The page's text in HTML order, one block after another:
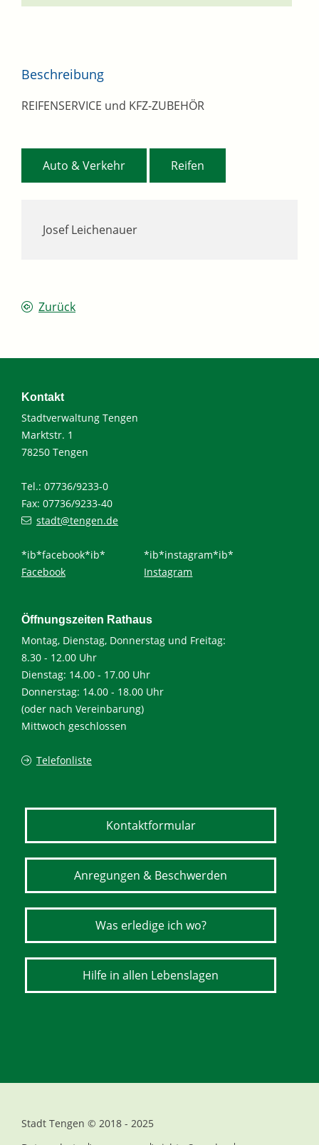
Josef Leichenauer
Beschreibung
REIFENSERVICE und KFZ-ZUBEHÖR
Auto & Verkehr Reifen
Zurück
Kontakt
Stadtverwaltung Tengen
Marktstr. 1
78250 Tengen
Tel.: 07736/9233-0
Fax: 07736/9233-40
stadt@tengen.de
*ib*facebook*ib*
Facebook
*ib*instagram*ib*
Instagram
Öffnungszeiten Rathaus
Montag, Dienstag, Donnerstag und Freitag:
8.30 - 12.00 Uhr
Dienstag: 14.00 - 17.00 Uhr
Donnerstag: 14.00 - 18.00 Uhr
(oder nach Vereinbarung)
Mittwoch geschlossen
Telefonliste
Kontaktformular
Anregungen & Beschwerden
Was erledige ich wo?
Hilfe in allen Lebenslagen
Stadt Tengen © 2018 - 2025